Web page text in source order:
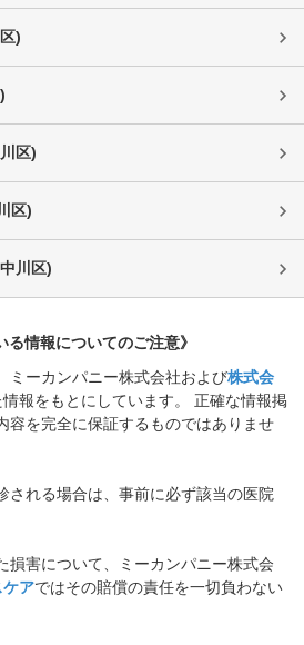
)
)
区)
区)
川区)
る情報についてのご注意》
ミーカンパニー株式会社および株式会
報をもとにしています。 正確な情報掲
容を完全に保証するものではありませ
される場合は、事前に必ず該当の医院
損害について、ミーカンパニー株式会
ケアではその賠償の責任を一切負わない